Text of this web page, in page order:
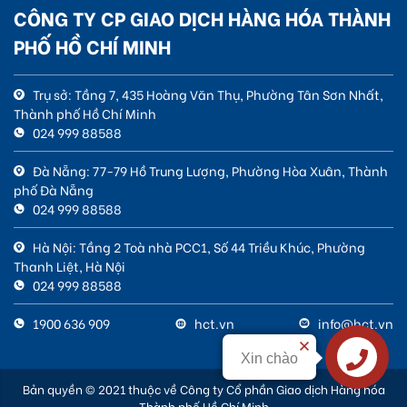
CÔNG TY CP GIAO DỊCH HÀNG HÓA THÀNH
PHỐ HỒ CHÍ MINH
Trụ sở: Tầng 7, 435 Hoàng Văn Thụ, Phường Tân Sơn Nhất,
Thành phố Hồ Chí Minh
024 999 88588
Đà Nẵng: 77-79 Hồ Trung Lượng, Phường Hòa Xuân, Thành
phố Đà Nẵng
024 999 88588
Hà Nội: Tầng 2 Toà nhà PCC1, Số 44 Triều Khúc, Phường
Thanh Liệt, Hà Nội
024 999 88588
1900 636 909
hct.vn info@hct.vn
Bản quyền © 2021 thuộc về Công ty Cổ phần Giao dịch Hàng hóa
Liên hệ
Xin chào